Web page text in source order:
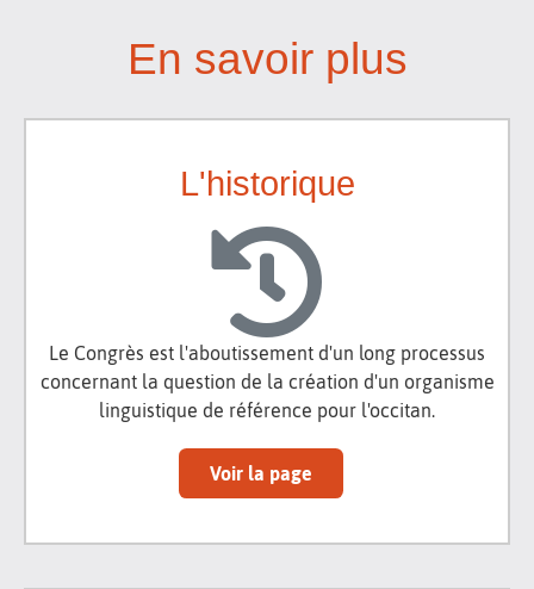
En savoir plus
L'historique
Le Congrès est l'aboutissement d'un long processus
concernant la question de la création d'un organisme
linguistique de référence pour l'occitan.
Voir la page